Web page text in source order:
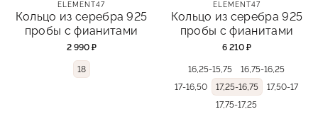
ELEMENT47
Кольцо из серебра 925
пробы с фианитами
2 990 ₽
18
ELEMENT47
Кольцо из серебра 925
пробы с фианитами
6 210 ₽
16,25-15,75
16,75-16,25
17-16,50
17,25-16,75
17,50-17
17,75-17,25